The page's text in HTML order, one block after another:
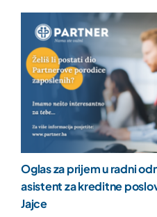
Oglas za prijem u radni
asistent za kreditne
Jajce